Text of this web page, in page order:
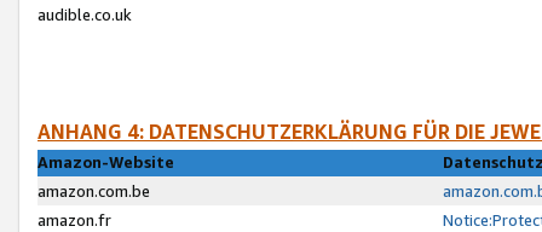
audible.co.uk
ANHANG 4: DATENSCHUTZERKLÄRUNG FÜR DIE
Amazon-Website
amazon.com.be
amazon.fr